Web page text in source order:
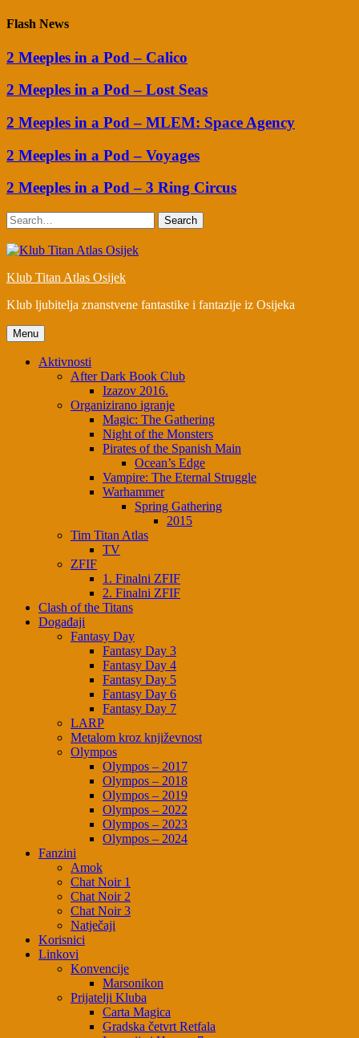
Flash News
2 Meeples in a Pod – Calico
2 Meeples in a Pod – Lost Seas
2 Meeples in a Pod – MLEM: Space Agency
2 Meeples in a Pod – Voyages
2 Meeples in a Pod – 3 Ring Circus
Search
Klub Titan Atlas Osijek
Klub ljubitelja znanstvene fantastike i fantazije iz Osijeka
Menu
Aktivnosti
After Dark Book Club
Izazov 2016.
Organizirano igranje
Magic: The Gathering
Night of the Monsters
Pirates of the Spanish Main
Ocean’s Edge
Vampire: The Eternal Struggle
Warhammer
Spring Gathering
2015
Tim Titan Atlas
TV
ZFIF
1. Finalni ZFIF
2. Finalni ZFIF
Clash of the Titans
Događaji
Fantasy Day
Fantasy Day 3
Fantasy Day 4
Fantasy Day 5
Fantasy Day 6
Fantasy Day 7
LARP
Metalom kroz književnost
Olympos
Olympos – 2017
Olympos – 2018
Olympos – 2019
Olympos – 2022
Olympos – 2023
Olympos – 2024
Fanzini
Amok
Chat Noir 1
Chat Noir 2
Chat Noir 3
Natječaji
Korisnici
Linkovi
Konvencije
Marsonikon
Prijatelji Kluba
Carta Magica
Gradska četvrt Retfala